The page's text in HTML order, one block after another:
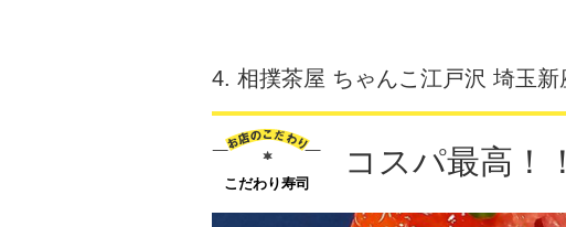
4. 相撲茶屋 ちゃんこ江戸沢 埼玉新
こだわり寿司
コスパ最高！